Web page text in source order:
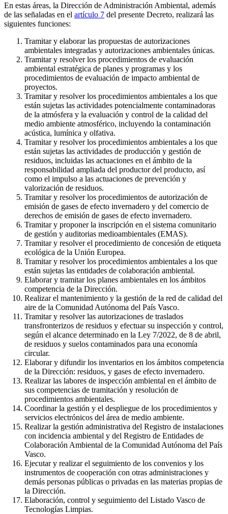
En estas áreas, la Dirección de Administración Ambiental, además
de las señaladas en el artículo 7 del presente Decreto, realizará las
siguientes funciones:
Tramitar y elaborar las propuestas de autorizaciones
ambientales integradas y autorizaciones ambientales únicas.
Tramitar y resolver los procedimientos de evaluación
ambiental estratégica de planes y programas y los
procedimientos de evaluación de impacto ambiental de
proyectos.
Tramitar y resolver los procedimientos ambientales a los que
están sujetas las actividades potencialmente contaminadoras
de la atmósfera y la evaluación y control de la calidad del
medio ambiente atmosférico, incluyendo la contaminación
acústica, lumínica y olfativa.
Tramitar y resolver los procedimientos ambientales a los que
están sujetas las actividades de producción y gestión de
residuos, incluidas las actuaciones en el ámbito de la
responsabilidad ampliada del productor del producto, así
como el impulso a las actuaciones de prevención y
valorización de residuos.
Tramitar y resolver los procedimientos de autorización de
emisión de gases de efecto invernadero y del comercio de
derechos de emisión de gases de efecto invernadero.
Tramitar y proponer la inscripción en el sistema comunitario
de gestión y auditorias medioambientales (EMAS).
Tramitar y resolver el procedimiento de concesión de etiqueta
ecológica de la Unión Europea.
Tramitar y resolver los procedimientos ambientales a los que
están sujetas las entidades de colaboración ambiental.
Elaborar y tramitar los planes ambientales en los ámbitos
competencia de la Dirección.
Realizar el mantenimiento y la gestión de la red de calidad del
aire de la Comunidad Autónoma del País Vasco.
Tramitar y resolver las autorizaciones de traslados
transfronterizos de residuos y efectuar su inspección y control,
según el alcance determinado en la Ley 7/2022, de 8 de abril,
de residuos y suelos contaminados para una economía
circular.
Elaborar y difundir los inventarios en los ámbitos competencia
de la Dirección: residuos, y gases de efecto invernadero.
Realizar las labores de inspección ambiental en el ámbito de
sus competencias de tramitación y resolución de
procedimientos ambientales.
Coordinar la gestión y el despliegue de los procedimientos y
servicios electrónicos del área de medio ambiente.
Realizar la gestión administrativa del Registro de instalaciones
con incidencia ambiental y del Registro de Entidades de
Colaboración Ambiental de la Comunidad Autónoma del País
Vasco.
Ejecutar y realizar el seguimiento de los convenios y los
instrumentos de cooperación con otras administraciones y
demás personas públicas o privadas en las materias propias de
la Dirección.
Elaboración, control y seguimiento del Listado Vasco de
Tecnologías Limpias.